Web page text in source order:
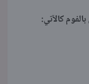
كالآتي: